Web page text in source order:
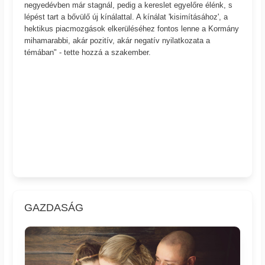
negyedévben már stagnál, pedig a kereslet egyelőre élénk, s
lépést tart a bővülő új kínálattal. A kínálat 'kisimításához', a
hektikus piacmozgások elkerüléséhez fontos lenne a Kormány
mihamarabbi, akár pozitív, akár negatív nyilatkozata a
témában" - tette hozzá a szakember.
GAZDASÁG